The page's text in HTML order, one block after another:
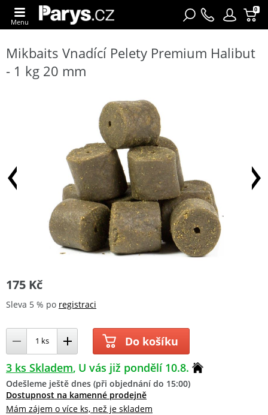
0
Menu
Mikbaits Vnadící Pelety Premium Halibut
- 1 kg 20 mm
175 Kč
Sleva 5 % po registraci
Do košíku
3 ks Skladem U vás již pondělí 10.8.
Odešleme ještě dnes (při objednání do 15:00)
Dostupnost na kamenné prodejně
Mám zájem o více ks, než je skladem